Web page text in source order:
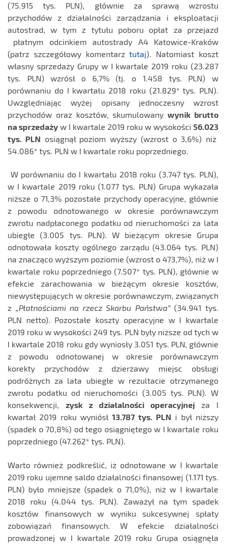
(75.915 tys. PLN), głównie za sprawą wzrostu
przychodów z działalności zarządzania i eksploatacji
autostrad, w tym z tytułu poboru opłat za przejazd
płatnym odcinkiem autostrady A4 Katowice-Kraków
(patrz szczegółowy komentarztutaj). Natomiast koszt
własny sprzedaży Grupy w I kwartale 2019 roku (23.287
tys. PLN) wzrósł o 6,7% (tj. o 1.458 tys. PLN) w
porównaniu do I kwartału 2018 roku (21.829* tys. PLN).
Uwzględniając wyżej opisany jednoczesny wzrost
przychodów oraz kosztów, skumulowanywynik brutto
na sprzedaży w I kwartale 2019 roku w wysokości 56.023
tys. PLN osiągnął poziom wyższy (wzrost o 3,6%) niż
54.086* tys. PLN w I kwartale roku poprzedniego.
W porównaniu do I kwartału 2018 roku (3.747 tys. PLN),
w I kwartale 2019 roku (1.077 tys. PLN) Grupa wykazała
niższe o 71,3% pozostałe przychody operacyjne, głównie
z powodu odnotowanego w okresie porównawczym
zwrotu nadpłaconego podatku od nieruchomości za lata
ubiegłe (3.005 tys. PLN). W bieżącym okresie Grupa
odnotowała koszty ogólnego zarządu (43.064 tys. PLN)
na znacząco wyższym poziomie (wzrost o 473,7%), niż w I
kwartale roku poprzedniego (7.507* tys. PLN), głównie w
efekcie zarachowania w bieżącym okresie kosztów,
niewystępujących w okresie porównawczym, związanych
z „Płatnościami na rzecz Skarbu Państwa”(34.941 tys.
PLN netto). Pozostałe koszty operacyjne w I kwartale
2019 roku w wysokości 249 tys. PLN były niższe od tych w
I kwartale 2018 roku gdy wyniosły 3.051 tys. PLN, głównie
z powodu odnotowanej w okresie porównawczym
korekty przychodów z dzierżawy miejsc obsługi
podróżnych za lata ubiegłe w rezultacie otrzymanego
zwrotu podatku od nieruchomości (3.005 tys. PLN). W
konsekwencji, zysk z działalności operacyjnej za I
kwartał 2019 roku wyniósł13.787 tys. PLN i był niższy
(spadek o 70,8%) od tego osiągniętego w I kwartale roku
poprzedniego (47.262* tys. PLN).
Warto również podkreślić, iż odnotowane w I kwartale
2019 roku ujemne saldo działalności finansowej (1.171 tys.
PLN) było mniejsze (spadek o 71,0%), niż w I kwartale
2018 roku (4.044 tys. PLN). Zaważył na tym spadek
kosztów finansowych w wyniku sukcesywnej spłaty
zobowiązań finansowych. W efekcie działalności
prowadzonej w I kwartale 2019 roku Grupa osiągnęła